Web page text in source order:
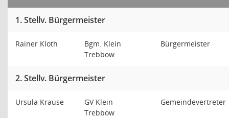
1. Stellv. Bürgermeister
Rainer Kloth
Bgm. Klein
Trebbow
Bürgermeister
2. Stellv. Bürgermeister
Ursula Krause
GV Klein
Trebbow
Gemeindevertreter